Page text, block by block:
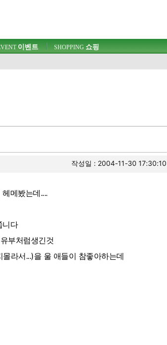
이벤트 SHOPPING 쇼핑
작성일 : 2004-11-30 17:30:10
메봤는데....
니다
부처럼생긴것
라서...)을 울 애들이 참좋아하는데